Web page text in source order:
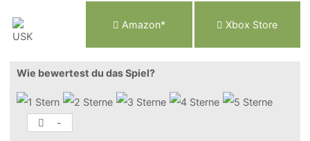
Amazon* Xbox Store
Wie bewertest du das Spiel?
-